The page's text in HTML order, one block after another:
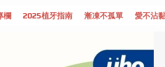
2025植牙指南 漸凍不孤單 愛不沾黏